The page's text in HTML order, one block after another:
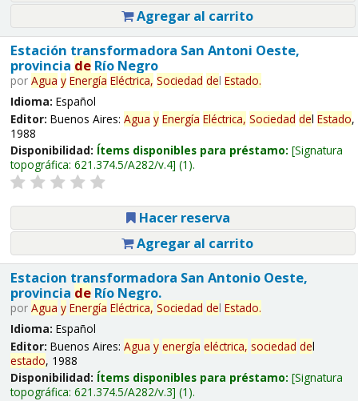
Agregar al carrito
Estación transformadora San Antoni Oeste,
provincia deRío Negro
por Agua y Energía Eléctrica, Sociedad del Estado.
Idioma: Español
Editor: Buenos Aires: Agua y Energía Eléctrica, Sociedad del Estado,
1988
Disponibilidad: Ítems disponibles para préstamo: Signatura
topográfica: 621.374.5/A282/v.4 (1).
Hacer reserva
Agregar al carrito
Estacion transformadora San Antonio Oeste,
provincia deRío Negro.
por Agua y Energía Eléctrica, Sociedad del Estado.
Idioma: Español
Editor: Buenos Aires: Agua y energía eléctrica, sociedad del
estado, 1988
Disponibilidad: Ítems disponibles para préstamo: Signatura
topográfica: 621.374.5/A282/v.3 (1).